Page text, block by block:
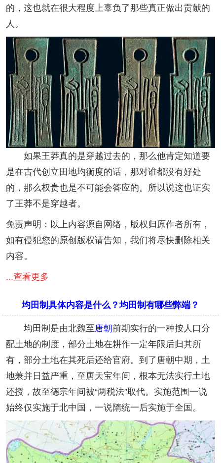
的，这也就在很大程度上辜负了那些真正做出贡献的
人。
如果王莽真的是穿越过去的，那么他肯定知道要
是在古代创立田地均衡度的话，那对谁都没有好处
的，那么权贵也是不可能会答应的。所以说这也证实
了王莽不是穿越者。
免责声明：以上内容源自网络，版权归原作者所有，
如有侵犯您的原创版权请告知，我们将尽快删除相关
内容。
...查看更多
均田制具体内容是什么？均田制有哪些弊端？
均田制是由北魏至唐朝前期实行的一种按人口分
配土地的制度，部分土地在耕作一定年限后归其所
有，部分土地在其死后还给官府。到了唐朝中期，土
地兼并日益严重，至唐天宝年间，根本无法实行土地
还授，故至德宗年间被“两税法”取代。实施范围一说
始终仅实施于北中国，一说隋统一后实施于全国。